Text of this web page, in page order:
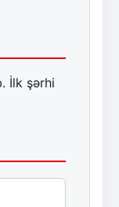
İlk şərhi